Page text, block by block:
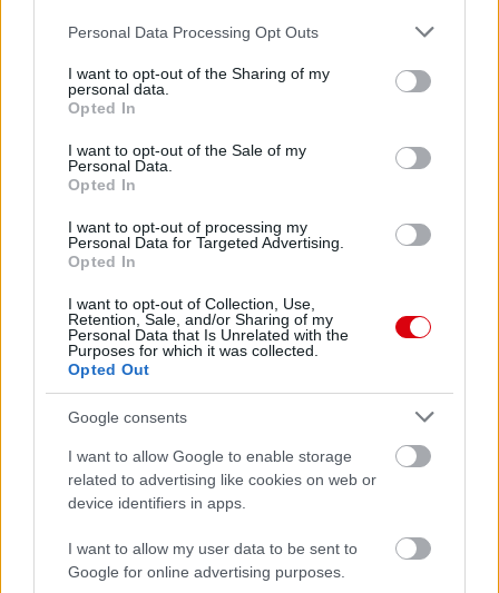
Please note that this website/app uses one or more Google
not limited to your visit or usage behaviour. You may click to
grant or deny consent to Google and its third-party tags to
use your data for below specified purposes in below Google
consent section.
Personal Data Processing Opt Outs
I want to opt-out of the Sharing of my
personal data.
Opted In
I want to opt-out of the Sale of my
Personal Data.
Opted In
I want to opt-out of processing my
Personal Data for Targeted Advertising.
Opted In
I want to opt-out of Collection, Use,
Retention, Sale, and/or Sharing of my
Personal Data that Is Unrelated with the
Purposes for which it was collected.
Opted Out
Google consents
I want to allow Google to enable storage
related to advertising like cookies on web or
device identifiers in apps.
I want to allow my user data to be sent to
Google for online advertising purposes.
Paris Saint-Germain
Felkészülési szezon 4. mérkőzés
Nya Ullevi, Göteborg
2026-08-08 17:00
Leeds Unitedvs Manchester United2026-08-12 20:30
AC MilanvsManchester United2026-08-15 18:00
ELŐZŐ MÉRKŐZÉSEK
Támogatás
Támogasd adományoddal
a ManUtdFanatics.hu működését!